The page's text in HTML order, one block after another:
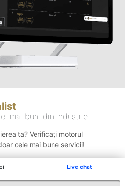
Live chat
mai buni din industrie
ta? Verificați motorul
cele mai bune servicii!